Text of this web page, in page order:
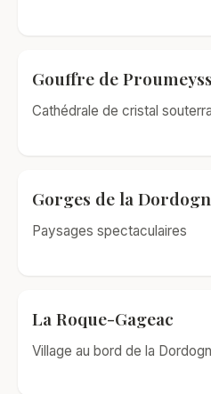
Gouffre de
Cathédrale de cristal
Gorges de la
Paysages spectaculaires
La Roque-Gageac
Village au bord de la